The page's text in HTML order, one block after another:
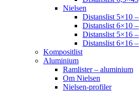
Nielsen
Distanslist 5×10
Distanslist 6×10
Distanslist 5×16
Distanslist 6×16
Kompositlist
Aluminium
Ramlister – aluminium
Om Nielsen
Nielsen-profiler